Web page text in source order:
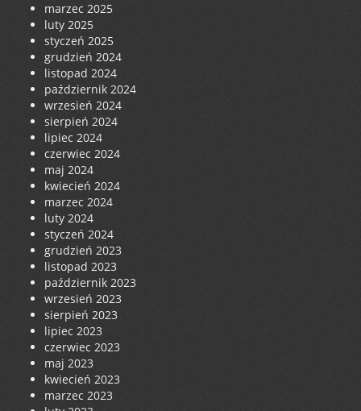
marzec 2025
luty 2025
styczeń 2025
grudzień 2024
listopad 2024
październik 2024
wrzesień 2024
sierpień 2024
lipiec 2024
czerwiec 2024
maj 2024
kwiecień 2024
marzec 2024
luty 2024
styczeń 2024
grudzień 2023
listopad 2023
październik 2023
wrzesień 2023
sierpień 2023
lipiec 2023
czerwiec 2023
maj 2023
kwiecień 2023
marzec 2023